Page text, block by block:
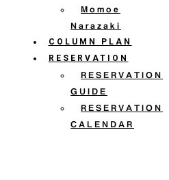
Momoe
Narazaki
COLUMN PLAN
RESERVATION
RESERVATION
GUIDE
RESERVATION
CALENDAR